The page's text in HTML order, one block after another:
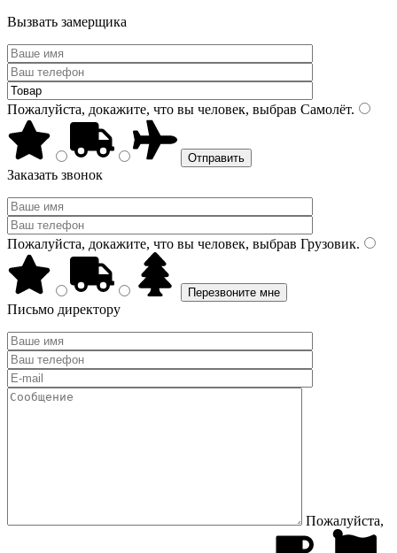
Вызвать замерщика
Пожалуйста, докажите, что вы человек, выбрав Самолёт.
Заказать звонок
Пожалуйста, докажите, что вы человек, выбрав Грузовик.
Письмо директору
Пожалуйста,